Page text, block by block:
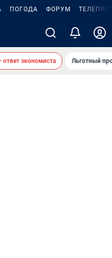
ПОГОДА ФОРУМ
экономиста Льготный